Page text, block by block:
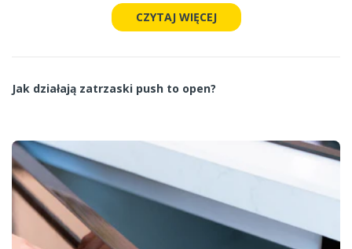
CZYTAJ WIĘCEJ
Jak działają zatrzaski push to open?